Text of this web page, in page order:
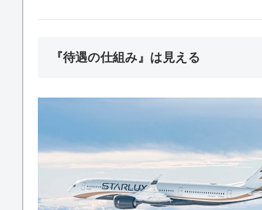
『待遇の仕組み』は見える